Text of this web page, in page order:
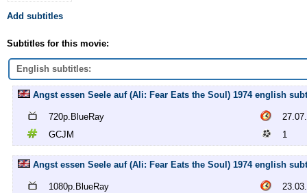
Add subtitles
Subtitles for this movie:
English subtitles:
Angst essen Seele auf (Ali: Fear Eats the Soul) 1974 english
720p.BlueRay
GCJM
1
Angst essen Seele auf (Ali: Fear Eats the Soul) 1974 english
1080p.BlueRay